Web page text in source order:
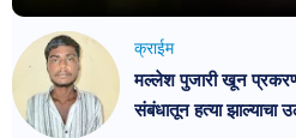
क्राईम
मल्लेश पुजारी खून
संबंधातून हत्या झाल्याचा